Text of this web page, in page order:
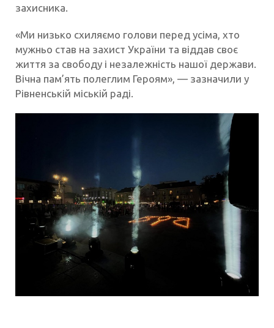
захисника.
«Ми низько схиляємо голови перед усіма, хто
мужньо став на захист України та віддав своє
життя за свободу і незалежність нашої держави.
Вічна пам’ять полеглим Героям», — зазначили у
Рівненській міській раді.